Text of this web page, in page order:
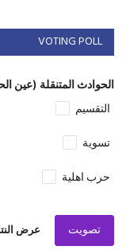
VOTING POLL
الحوادث المتنقلة (عين
التقسيم
تسوية
حرب اهلية
تصويت عرض